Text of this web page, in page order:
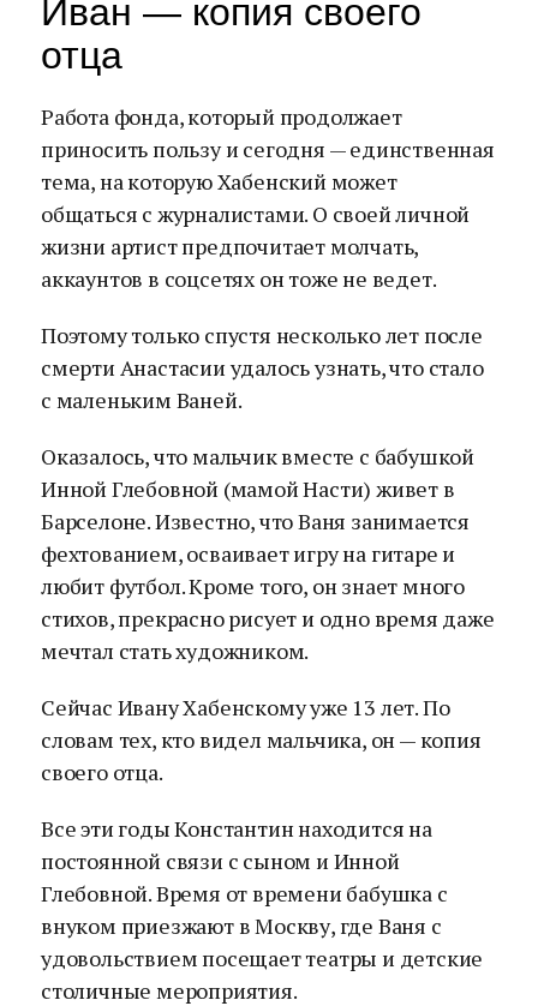
Иван — копия своего
отца
Работа фонда, который продолжает
приносить пользу и сегодня — единственная
тема, на которую Хабенский может
общаться с журналистами. О своей личной
жизни артист предпочитает молчать,
аккаунтов в соцсетях он тоже не ведет.
Поэтому только спустя несколько лет после
смерти Анастасии удалось узнать, что стало
с маленьким Ваней.
Оказалось, что мальчик вместе с бабушкой
Инной Глебовной (мамой Насти) живет в
Барселоне. Известно, что Ваня занимается
фехтованием, осваивает игру на гитаре и
любит футбол. Кроме того, он знает много
стихов, прекрасно рисует и одно время даже
мечтал стать художником.
Сейчас Ивану Хабенскому уже 13 лет. По
словам тех, кто видел мальчика, он — копия
своего отца.
Все эти годы Константин находится на
постоянной связи с сыном и Инной
Глебовной. Время от времени бабушка с
внуком приезжают в Москву, где Ваня с
удовольствием посещает театры и детские
столичные мероприятия.